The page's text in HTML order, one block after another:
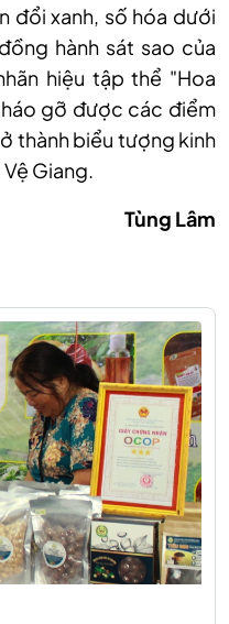
đổi xanh, số hóa dưới
hành sát sao của
ãn hiệu tập thể "Hoa
áo gỡ được các điểm
thành biểu tượng kinh
Giang.
Tùng Lâm